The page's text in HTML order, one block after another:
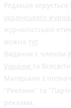
Редакція керується
українського
журналістської
можна тут
Видання є членом
України та
Матеріали з
"Реклама" та
реклами.